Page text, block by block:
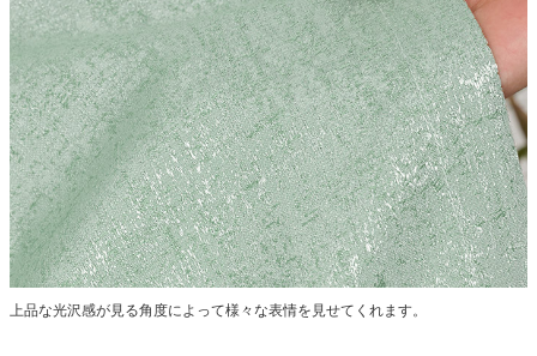
上品な光沢感が見る角度によって様々な表情を見せてくれます。